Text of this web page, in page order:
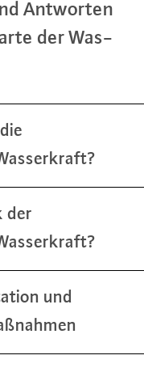
Antworten
der Was­
der
und